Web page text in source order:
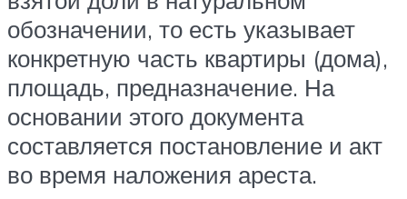
обозначении, то есть указывает
конкретную часть квартиры (дома),
площадь, предназначение. На
основании этого документа
составляется постановление и акт
во время наложения ареста.